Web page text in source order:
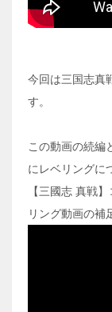
今回は三国志真
す。
この動画の続編
にレベリングに
【三國志 真戦
リング動画の補